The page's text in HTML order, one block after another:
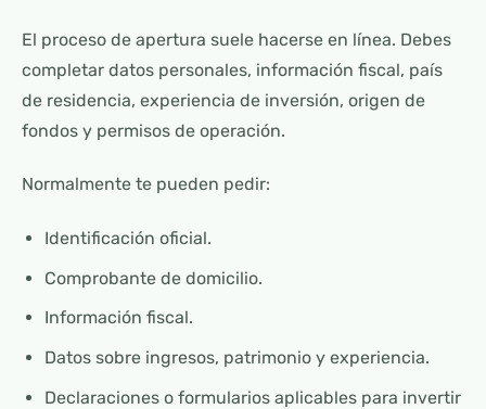
El proceso de apertura suele hacerse en línea. Debes
completar datos personales, información fiscal, país
de residencia, experiencia de inversión, origen de
fondos y permisos de operación.
Normalmente te pueden pedir:
Identificación oficial.
Comprobante de domicilio.
Información fiscal.
Datos sobre ingresos, patrimonio y experiencia.
Declaraciones o formularios aplicables para invertir